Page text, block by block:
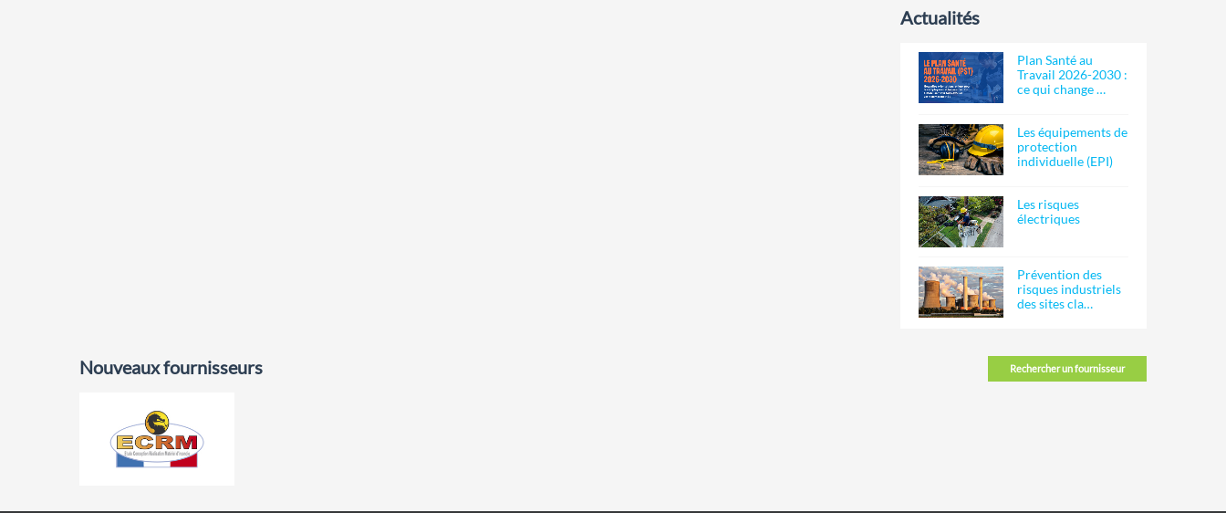
Actualités
Plan Santé au
Travail 2026-2030 :
ce qui change …
Les équipements de
protection
individuelle (EPI)
Les risques
électriques
Prévention des
risques industriels
des sites cla…
Rechercher un fournisseur
Nouveaux fournisseurs